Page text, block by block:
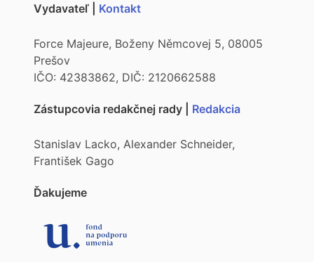
Vydavateľ | Kontakt
Force Majeure, Boženy Němcovej 5, 08005
Prešov
IČO: 42383862, DIČ: 2120662588
Zástupcovia redakčnej rady | Redakcia
Stanislav Lacko, Alexander Schneider,
František Gago
Ďakujeme